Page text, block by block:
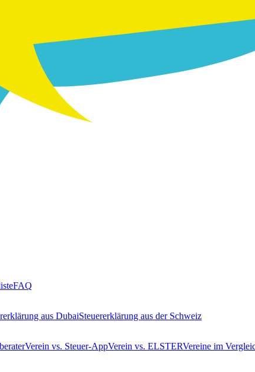
FAQ
aus DubaiSteuererklärung aus der Schweiz
Verein vs. Steuer-AppVerein vs. ELSTERVereine im